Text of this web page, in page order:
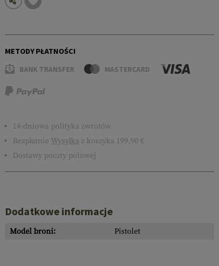
METODY PŁATNOŚCI
BANK TRANSFER MASTERCARD
14-dniowa polityka zwrotów
Bezpłatnie Wysyłka z koszyka 199,90 €
Dostawy poczty polowej
Dodatkowe informacje
Model broni: Pistolet